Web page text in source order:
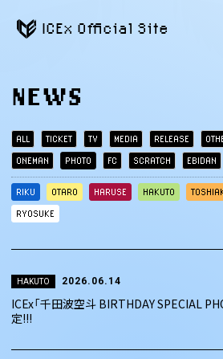
ICEx Official Site
NEWS
ALL TICKET TV MEDIA RELEASE
ONEMAN
PHOTO FC SCRATCH EBIDAN
RIKU OTARO HARUSE HAKUTO
RYOSUKE
HAKUTO 2026.06.14
ICEx「千田波空斗 BIRTHDAY SPECIAL
定!!!